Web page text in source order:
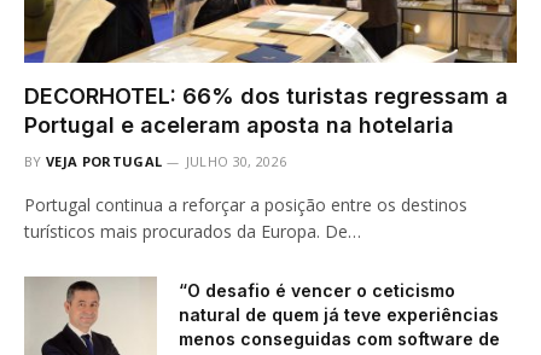
DECORHOTEL: 66% dos turistas regressam a
Portugal e aceleram aposta na hotelaria
BY VEJA PORTUGAL JULHO 30, 2026
Portugal continua a reforçar a posição entre os destinos
turísticos mais procurados da Europa. De…
“O desafio é vencer o ceticismo
natural de quem já teve experiências
menos conseguidas com software de